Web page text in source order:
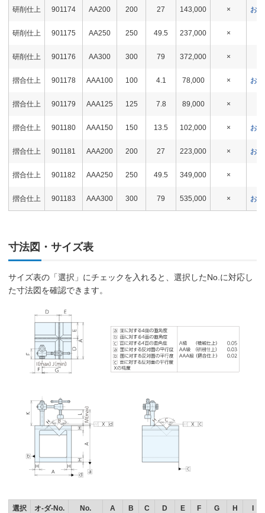
研削仕上 901174 AA200 200 27 143,000 × お
研削仕上 901175 AA250 250 49.5 237,000 ×
研削仕上 901176 AA300 300 79 372,000 ×
摺合仕上 901178 AAA100 100 4.1 78,000 × お
摺合仕上 901179 AAA125 125 7.8 89,000 ×
摺合仕上 901180 AAA150 150 13.5 102,000 × お
摺合仕上 901181 AAA200 200 27 223,000 × お
摺合仕上 901182 AAA250 250 49.5 349,000 ×
摺合仕上 901183 AAA300 300 79 535,000 × お
寸法図・サイズ表
サイズ表の「選択」にチェックを入れると、選択したNo.に対応し
た寸法図を確認できます。
選択 オ-ダ-No. No. A B C D E F G H